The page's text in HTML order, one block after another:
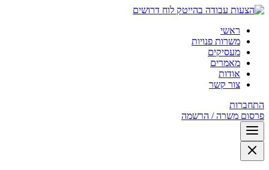
לוח דרושים
ראשי
משרות פנויות
מעסיקים
מאמרים
אודות
צור קשר
התחברות
פרסום משרה / הרשמה